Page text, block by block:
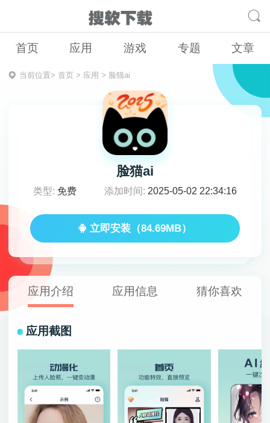
首页 应用 游戏 专题 文章
当前位置> 首页> 应用 > 脸猫ai
脸猫ai
类型: 免费 添加时间: 2025-05-02 22:34:16
立即安装（84.69MB）
应用介绍 应用信息 猜你喜欢
应用截图